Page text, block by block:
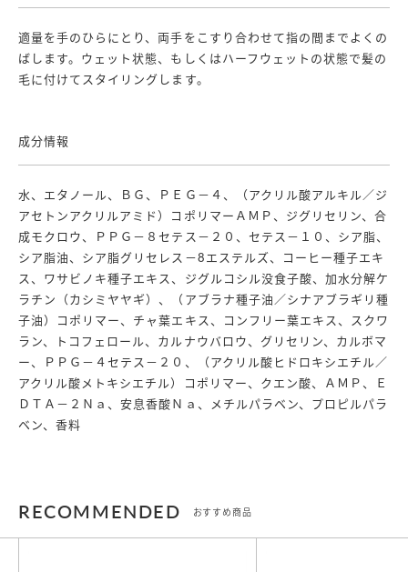
適量を手のひらにとり、両手をこすり合わせて指の間までよくの
ばします。ウェット状態、もしくはハーフウェットの状態で髪の
毛に付けてスタイリングします。
成分情報
水、エタノール、ＢＧ、ＰＥＧ－４、（アクリル酸アルキル／ジ
アセトンアクリルアミド）コポリマーＡＭＰ、ジグリセリン、合
成モクロウ、ＰＰＧ－８セテス－２０、セテス－１０、シア脂、
シア脂油、シア脂グリセレス－8エステルズ、コーヒー種子エキ
ス、ワサビノキ種子エキス、ジグルコシル没食子酸、加水分解ケ
ラチン（カシミヤヤギ）、（アブラナ種子油／シナアブラギリ種
子油）コポリマー、チャ葉エキス、コンフリー葉エキス、スクワ
ラン、トコフェロール、カルナウバロウ、グリセリン、カルボマ
ー、ＰＰＧ－４セテス－２０、（アクリル酸ヒドロキシエチル／
アクリル酸メトキシエチル）コポリマー、クエン酸、ＡＭＰ、Ｅ
ＤＴＡ－２Ｎａ、安息香酸Ｎａ、メチルパラベン、プロピルパラ
ベン、香料
RECOMMENDED おすすめ商品